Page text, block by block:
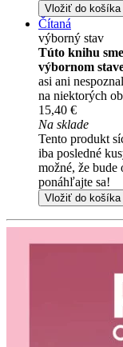
Vložiť do košíka
Čítaná
výborný stav
Túto knihu
výbornom
asi ani
na niektorých
15,40 €
Na sklade
Tento produkt
iba posledné
možné, že
ponáhľajte sa!
Vložiť do košíka